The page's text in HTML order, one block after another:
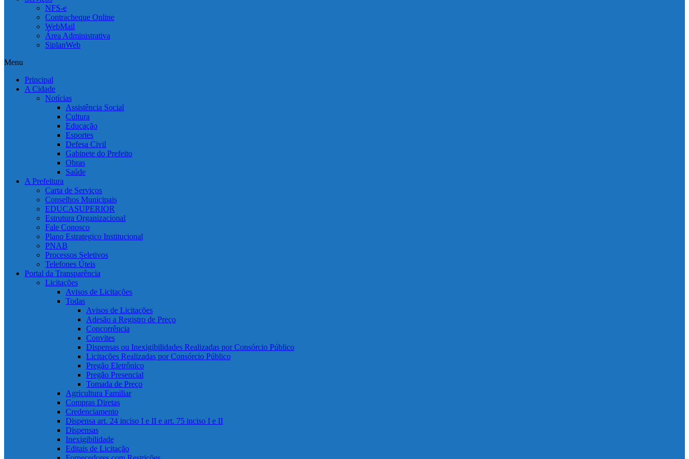
NFS-e
Contracheque Online
WebMail
Área Administrativa
SiplanWeb
Menu
Principal
A Cidade
Notícias
Assistência Social
Cultura
Educação
Esportes
Defesa Civil
Gabinete do Prefeito
Obras
Saúde
A Prefeitura
Carta de Serviços
Conselhos Municipais
EDUCASUPERIOR
Estrutura Organizacional
Fale Conosco
Plano Estrategico Institucional
PNAB
Processos Seletivos
Telefones Úteis
Portal da Transparência
Licitações
Avisos de Licitações
Todas
Avisos de Licitações
Adesão a Registro de Preço
Concorrência
Convites
Dispensas ou Inexigibilidades Realizadas por Consórcio Público
Licitações Realizadas por Consórcio Público
Pregão Eletrônico
Pregão Presencial
Tomada de Preço
Agricultura Familiar
Compras Diretas
Credenciamento
Dispensa art. 24 inciso I e II e art. 75 inciso I e II
Dispensas
Inexigibilidade
Editais de Licitação